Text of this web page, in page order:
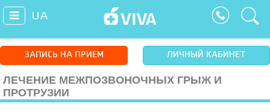
UA
ЗАПИСЬ НА ПРИЕМ ЛИЧНЫЙ КАБИНЕТ
ЛЕЧЕНИЕ МЕЖПОЗВОНОЧНЫХ ГРЫЖ И
ПРОТРУЗИИ